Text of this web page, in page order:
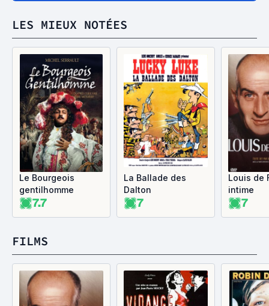
LES MIEUX NOTÉES
Le Bourgeois
gentilhomme
7.7
La Ballade des
Dalton
7
Louis de
intime
7
FILMS